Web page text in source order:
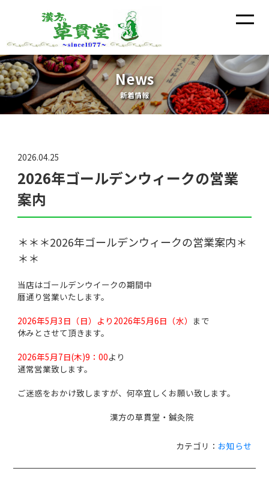
News
新着情報
2026.04.25
2026年ゴールデンウィークの営業
案内
＊＊＊2026年ゴールデンウィークの営業案内＊
＊＊
当店はゴールデンウイークの期間中
暦通り営業いたします。
2026年5月3日（日）より2026年5月6日（水） まで
休みとさせて頂きます。
2026年5月7日(木)9：00より
通常営業致します。
ご迷惑をおかけ致しますが、何卒宜しくお願い致します。
漢方の草貫堂・鍼灸院
カテゴリ： お知らせ